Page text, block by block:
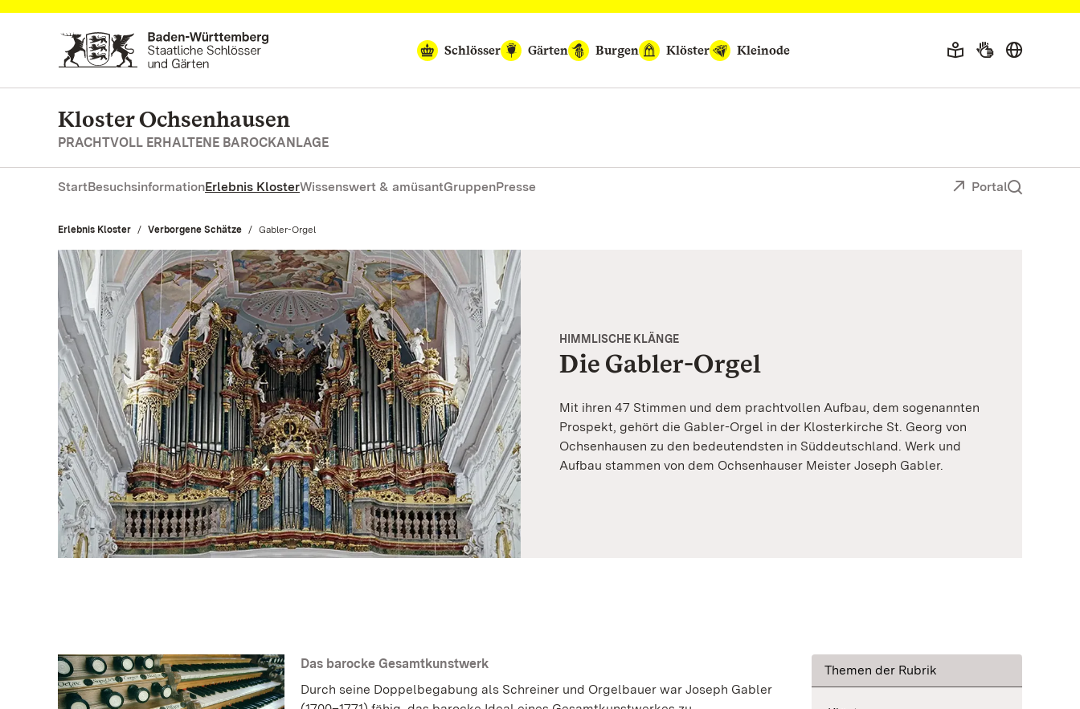
Zum Hauptinhalt springen
Schlösser
Gärten Burgen Klöster Kleinode
Kloster Ochsenhausen
PRACHTVOLL ERHALTENE BAROCKANLAGE
StartBesuchsinformationErlebnis KlosterWissenswert & amüsantGruppenPresse Portal
Erlebnis Kloster Verborgene Schätze Aktuell:
Gabler-Orgel
HIMMLISCHE KLÄNGE
Die Gabler-Orgel
Mit ihren 47 Stimmen und dem prachtvollen Aufbau, dem sogenannten
Prospekt, gehört die Gabler-Orgel in der Klosterkirche St. Georg von
Ochsenhausen zu den bedeutendsten in Süddeutschland. Werk und
Aufbau stammen von dem Ochsenhauser Meister Joseph Gabler.
Das barocke Gesamtkunstwerk
Durch seine Doppelbegabung als Schreiner und Orgelbauer war Joseph Gabler
Themen der Rubrik